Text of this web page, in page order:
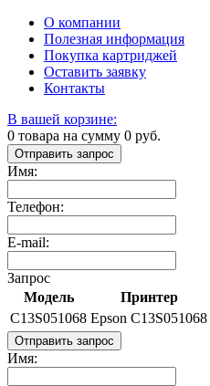
О компании
Полезная информация
Покупка картриджей
Оставить заявку
Контакты
В вашей корзине:
0 товара на сумму 0 руб.
Отправить запрос
Имя:
Телефон:
E-mail:
Запрос
Модель
Принтер
C13S051068 Epson C13S051068
Отправить запрос
Имя: